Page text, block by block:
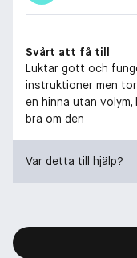
Svårt att få till
Luktar gott och
instruktioner men
en hinna utan
bra om den
Var detta till hjälp?